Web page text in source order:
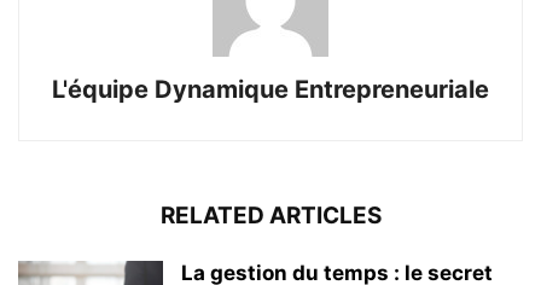
L'équipe Dynamique Entrepreneuriale
RELATED ARTICLES
La gestion du temps : le secret